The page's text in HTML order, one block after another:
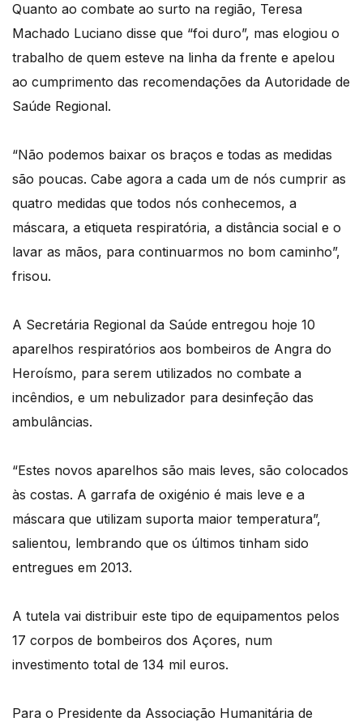
Quanto ao combate ao surto na região, Teresa
Machado Luciano disse que “foi duro”, mas elogiou o
trabalho de quem esteve na linha da frente e apelou
ao cumprimento das recomendações da Autoridade de
Saúde Regional.
“Não podemos baixar os braços e todas as medidas
são poucas. Cabe agora a cada um de nós cumprir as
quatro medidas que todos nós conhecemos, a
máscara, a etiqueta respiratória, a distância social e o
lavar as mãos, para continuarmos no bom caminho”,
frisou.
A Secretária Regional da Saúde entregou hoje 10
aparelhos respiratórios aos bombeiros de Angra do
Heroísmo, para serem utilizados no combate a
incêndios, e um nebulizador para desinfeção das
ambulâncias.
“Estes novos aparelhos são mais leves, são colocados
às costas. A garrafa de oxigénio é mais leve e a
máscara que utilizam suporta maior temperatura”,
salientou, lembrando que os últimos tinham sido
entregues em 2013.
A tutela vai distribuir este tipo de equipamentos pelos
17 corpos de bombeiros dos Açores, num
investimento total de 134 mil euros.
Para o Presidente da Associação Humanitária de